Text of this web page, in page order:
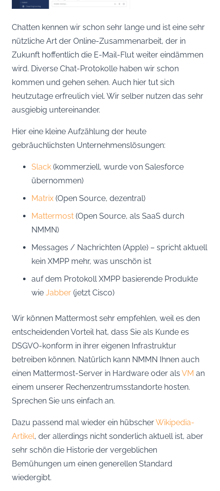
Chatten kennen wir schon sehr lange und ist eine sehr
nützliche Art der Online-Zusammenarbeit, der in
Zukunft hoffentlich die E-Mail-Flut weiter eindämmen
wird. Diverse Chat-Protokolle haben wir schon
kommen und gehen sehen. Auch hier tut sich
heutzutage erfreulich viel. Wir selber nutzen das sehr
ausgiebig untereinander.
Hier eine kleine Aufzählung der heute
gebräuchlichsten Unternehmenslösungen:
Slack (kommerziell, wurde von Salesforce
übernommen)
Matrix (Open Source, dezentral)
Mattermost (Open Source, als SaaS durch
NMMN)
Messages / Nachrichten (Apple) – spricht aktuell
kein XMPP mehr, was unschön ist
auf dem Protokoll XMPP basierende Produkte
wie Jabber (jetzt Cisco)
Wir können Mattermost sehr empfehlen, weil es den
entscheidenden Vorteil hat, dass Sie als Kunde es
DSGVO-konform in ihrer eigenen Infrastruktur
betreiben können. Natürlich kann NMMN Ihnen auch
einen Mattermost-Server in Hardware oder als VM an
einem unserer Rechenzentrumsstandorte hosten.
Sprechen Sie uns einfach an.
Dazu passend mal wieder ein hübscherWikipedia-
Artikel, der allerdings nicht sonderlich aktuell ist, aber
sehr schön die Historie der vergeblichen
Bemühungen um einen generellen Standard
wiedergibt.